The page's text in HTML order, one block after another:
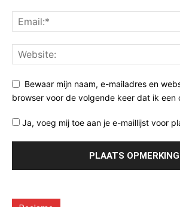
Bewaar mijn naam, e-mailadres en
browser voor de volgende keer dat ik een
Ja, voeg mij toe aan je e-maillijst voor